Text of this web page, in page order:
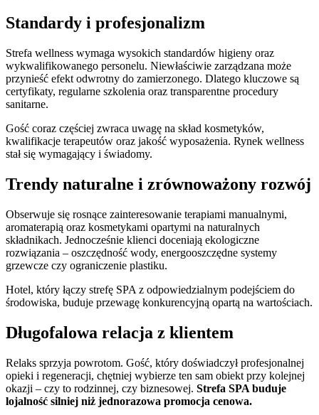
Standardy i profesjonalizm
Strefa wellness wymaga wysokich standardów higieny oraz
wykwalifikowanego personelu. Niewłaściwie zarządzana może
przynieść efekt odwrotny do zamierzonego. Dlatego kluczowe są
certyfikaty, regularne szkolenia oraz transparentne procedury
sanitarne.
Gość coraz częściej zwraca uwagę na skład kosmetyków,
kwalifikacje terapeutów oraz jakość wyposażenia. Rynek wellness
stał się wymagający i świadomy.
Trendy naturalne i zrównoważony rozwój
Obserwuje się rosnące zainteresowanie terapiami manualnymi,
aromaterapią oraz kosmetykami opartymi na naturalnych
składnikach. Jednocześnie klienci doceniają ekologiczne
rozwiązania – oszczędność wody, energooszczędne systemy
grzewcze czy ograniczenie plastiku.
Hotel, który łączy strefę SPA z odpowiedzialnym podejściem do
środowiska, buduje przewagę konkurencyjną opartą na wartościach.
Długofalowa relacja z klientem
Relaks sprzyja powrotom. Gość, który doświadczył profesjonalnej
opieki i regeneracji, chętniej wybierze ten sam obiekt przy kolejnej
okazji – czy to rodzinnej, czy biznesowej. Strefa SPA buduje
lojalność silniej niż jednorazowa promocja cenowa.